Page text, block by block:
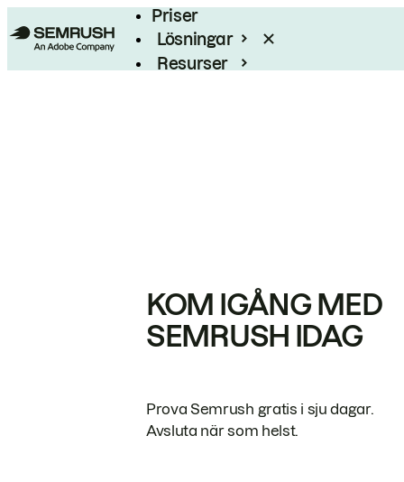
Priser
Lösningar
Resurser
KOM IGÅNG MED
SEMRUSH IDAG
Prova Semrush gratis i sju dagar.
Avsluta när som helst.